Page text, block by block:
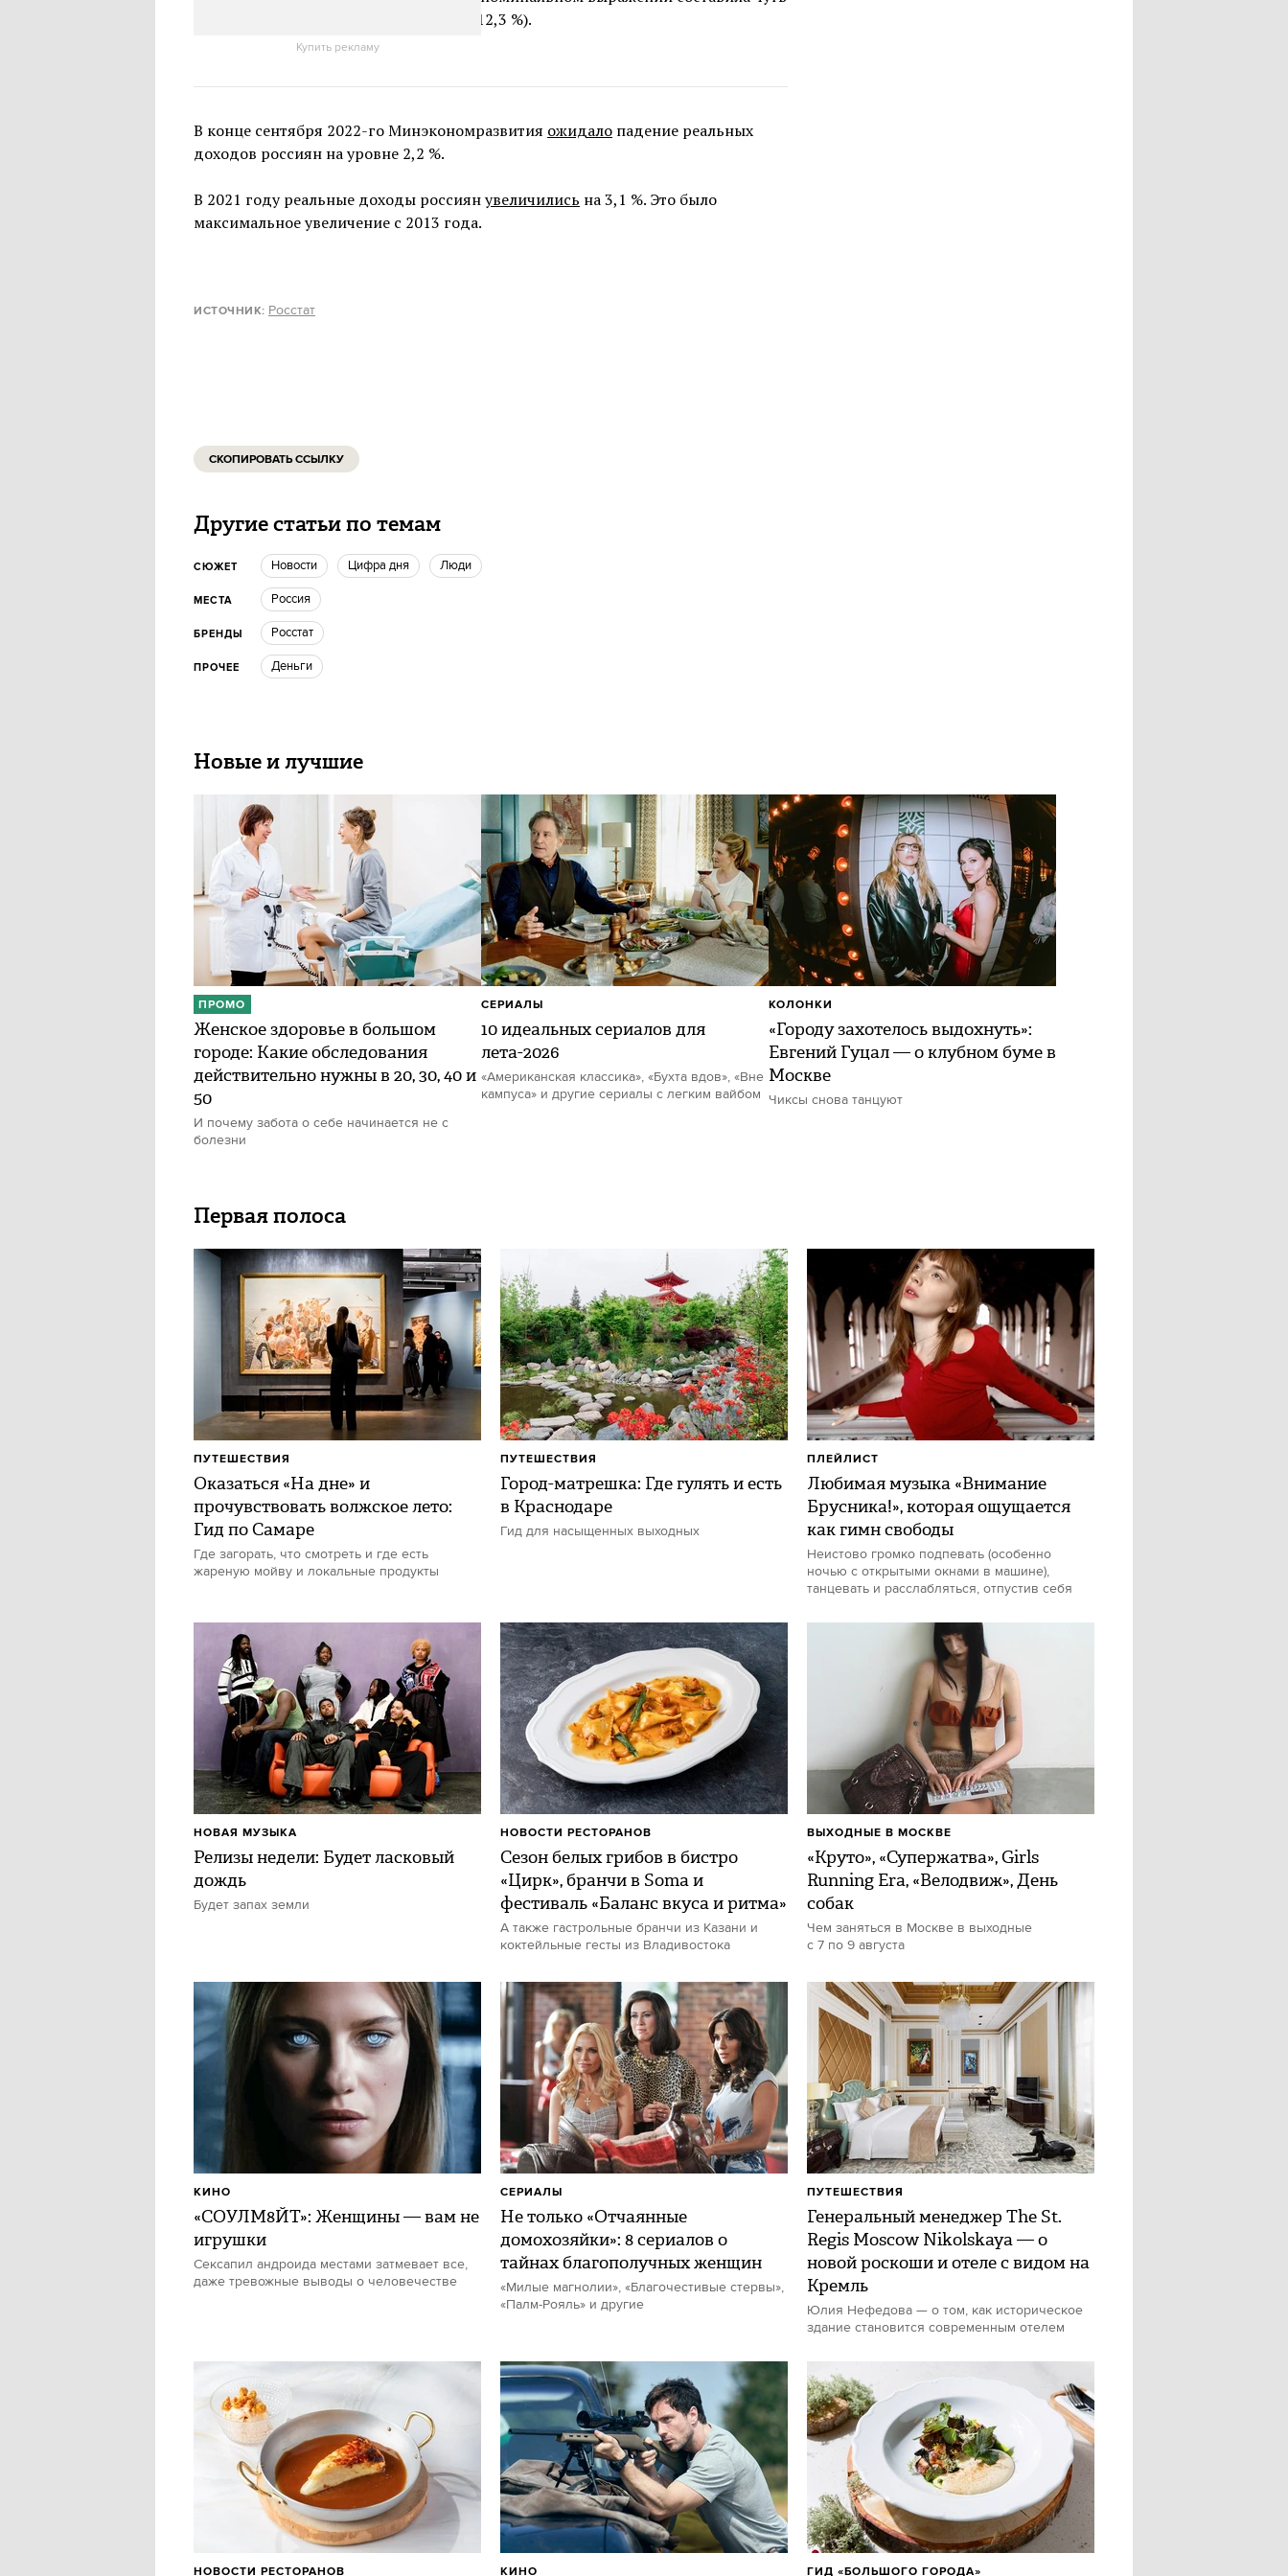
Купить рекламу
более 63 тысяч рублей в месяц (рост +12,3 %).
В конце сентября 2022-го Минэкономразвития ожидало падение реальных
доходов россиян на уровне 2,2 %.
В 2021 году реальные доходы россиянувеличились на 3,1 %. Это было
максимальное увеличение с 2013 года.
ИСТОЧНИК: Росстат
СКОПИРОВАТЬ ССЫЛКУ
Другие статьи по темам
СЮЖЕТ новости цифра дня люди
МЕСТА Россия
БРЕНДЫ Росстат
ПРОЧЕЕ деньги
Новые и лучшие
Женское здоровье в большом
городе: Какие обследования
действительно нужны в 20, 30, 40 и
50
И почему забота о себе начинается не с
болезни
ПРОМО
10 идеальных сериалов для
лета-2026
«Американская классика», «Бухта вдов», «Вне
кампуса» и другие сериалы с легким вайбом
СЕРИАЛЫ
«Городу захотелось выдохнуть»:
Евгений Гуцал — о клубном буме в
Москве
Чиксы снова танцуют
КОЛОНКИ
Первая полоса
Оказаться «На дне» и
прочувствовать волжское лето:
Гид по Самаре
Где загорать, что смотреть и где есть
жареную мойву и локальные продукты
ПУТЕШЕСТВИЯ
Город-матрешка: Где гулять и есть
в Краснодаре
Гид для насыщенных выходных
ПУТЕШЕСТВИЯ
Любимая музыка «Внимание
Брусника!», которая ощущается
как гимн свободы
Неистово громко подпевать (особенно
ночью с открытыми окнами в машине),
танцевать и расслабляться, отпустив себя
ПЛЕЙЛИСТ
Релизы недели: Будет ласковый
дождь
Будет запах земли
НОВАЯ МУЗЫКА
Сезон белых грибов в бистро
«Цирк», бранчи в Soma и
фестиваль «Баланс вкуса и ритма»
А также гастрольные бранчи из Казани и
коктейльные гесты из Владивостока
НОВОСТИ РЕСТОРАНОВ
«Круто», «Супержатва», Girls
Running Era, «Велодвиж», День
собак
Чем заняться в Москве в выходные
с 7 по 9 августа
ВЫХОДНЫЕ В МОСКВЕ
«СОУЛМ8ЙТ»: Женщины — вам не
игрушки
Сексапил андроида местами затмевает все,
даже тревожные выводы о человечестве
КИНО
Не только «Отчаянные
домохозяйки»: 8 сериалов о
тайнах благополучных женщин
«Милые магнолии», «Благочестивые стервы»,
«Палм-Рояль» и другие
СЕРИАЛЫ
Генеральный менеджер The St.
Regis Moscow Nikolskaya — о
новой роскоши и отеле с видом на
Кремль
Юлия Нефедова — о том, как историческое
здание становится современным отелем
ПУТЕШЕСТВИЯ
НОВОСТИ РЕСТОРАНОВ КИНО ГИД «БОЛЬШОГО ГОРОДА»